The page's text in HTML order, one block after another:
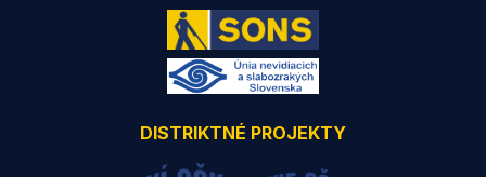
DISTRIKTNÉ PROJEKTY